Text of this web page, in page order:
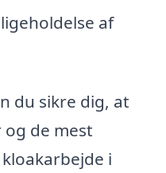
af
du sikre dig, at
de mest
i